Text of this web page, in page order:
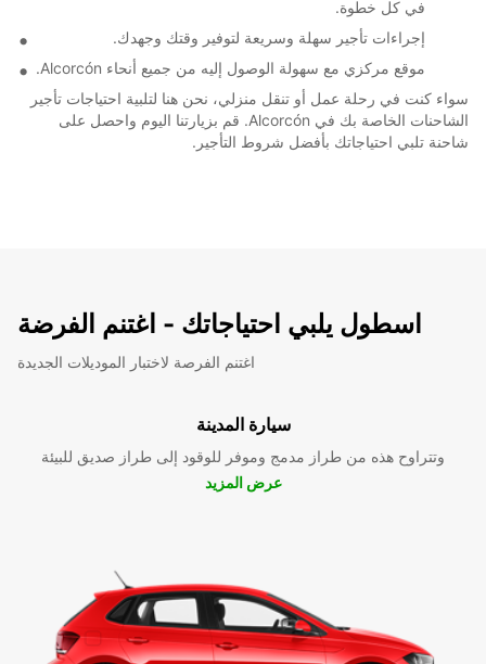
في كل خطوة.
إجراءات تأجير سهلة وسريعة لتوفير وقتك وجهدك.
موقع مركزي مع سهولة الوصول إليه من جميع أنحاء Alcorcón.
سواء كنت في رحلة عمل أو تنقل منزلي، نحن هنا لتلبية احتياجات تأجير
الشاحنات الخاصة بك في Alcorcón. قم بزيارتنا اليوم واحصل على
شاحنة تلبي احتياجاتك بأفضل شروط التأجير.
اسطول يلبي احتياجاتك - اغتنم الفرضة
اغتنم الفرصة لاختبار الموديلات الجديدة
سيارة المدينة
وتتراوح هذه من طراز مدمج وموفر للوقود إلى طراز صديق للبيئة
عرض المزيد